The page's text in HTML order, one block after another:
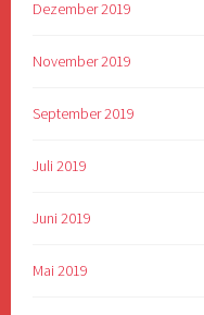
Dezember 2019
November 2019
September 2019
Juli 2019
Juni 2019
Mai 2019